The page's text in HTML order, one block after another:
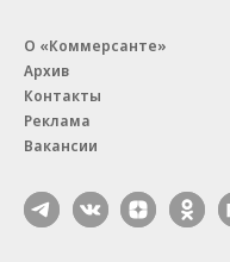
О «Коммерсанте»
Архив
Контакты
Реклама
Вакансии